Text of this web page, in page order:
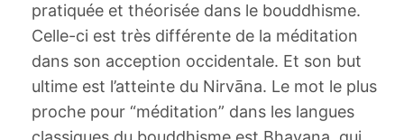
pratiquée et théorisée dans le bouddhisme.
Celle-ci est très différente de la méditation
dans son acception occidentale. Et son but
ultime est l’atteinte du Nirvāna. Le mot le plus
proche pour “méditation” dans les langues